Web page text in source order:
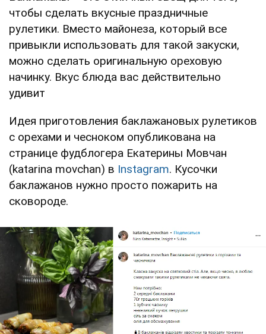
чтобы сделать вкусные праздничные
рулетики. Вместо майонеза, который все
привыкли использовать для такой закуски,
можно сделать оригинальную ореховую
начинку. Вкус блюда вас действительно
удивит
Идея приготовления баклажановых рулетиков
с орехами и чесноком опубликована на
странице фудблогера Екатерины Мовчан
(katarina movchan) в Instagram. Кусочки
баклажанов нужно просто пожарить на
сковороде.